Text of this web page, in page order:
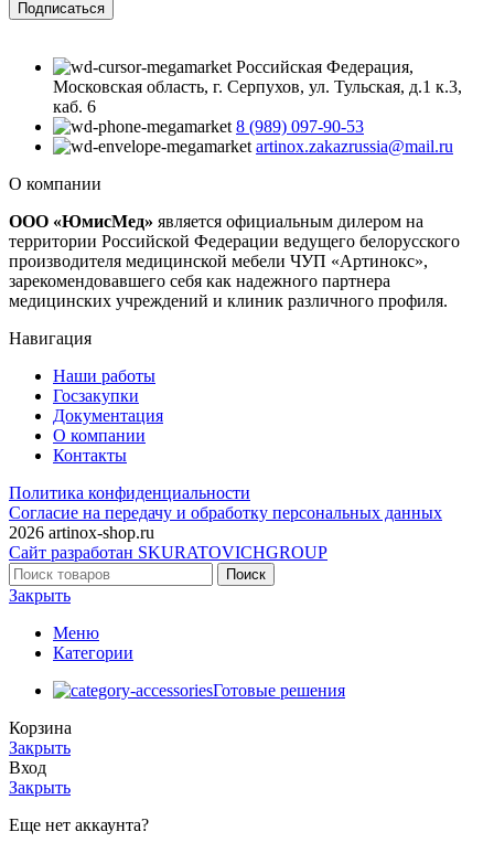
Подписаться
Российская Федерация,
Московская область, г. Серпухов, ул. Тульская, д.1 к.3,
каб. 6
8 (989) 097-90-53
artinox.zakazrussia@mail.ru
О компании
ООО «ЮмисМед» является официальным дилером на
территории Российской Федерации ведущего белорусского
производителя медицинской мебели ЧУП «Артинокс»,
зарекомендовавшего себя как надежного партнера
медицинских учреждений и клиник различного профиля.
Навигация
Наши работы
Госзакупки
Документация
О компании
Контакты
Политика конфиденциальности
Согласие на передачу и обработку персональных данных
2026 artinox-shop.ru
Сайт разработан SKURATOVICHGROUP
Поиск
Закрыть
Меню
Категории
Готовые решения
Корзина
Закрыть
Вход
Закрыть
Еще нет аккаунта?